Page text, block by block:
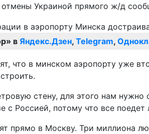
Украиной прямого ж/д
в Яндекс.Дзен, Telegram,
что в минском аэропорту уже
стену, для этого нам нужно
Россией, потому что все
прямо в Москву. Три миллиона